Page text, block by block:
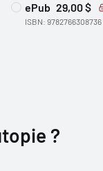
ePub 29,00 $
ISBN: 9782766308736
?